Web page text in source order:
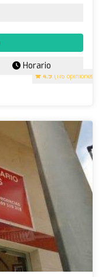
4.9 (116 opiniones)
Horario